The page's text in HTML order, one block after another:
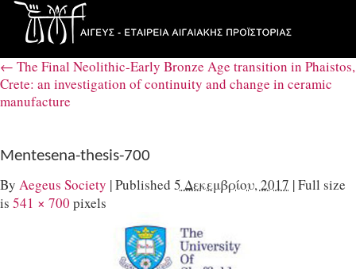
← The Final Neolithic-Early Bronze Age transition in Phaistos,
Crete: an investigation of continuity and change in ceramic
manufacture
Mentesena-thesis-700
By Aegeus Society |Published 5 Δεκεμβρίου, 2017 |Full size
is 541 × 700 pixels